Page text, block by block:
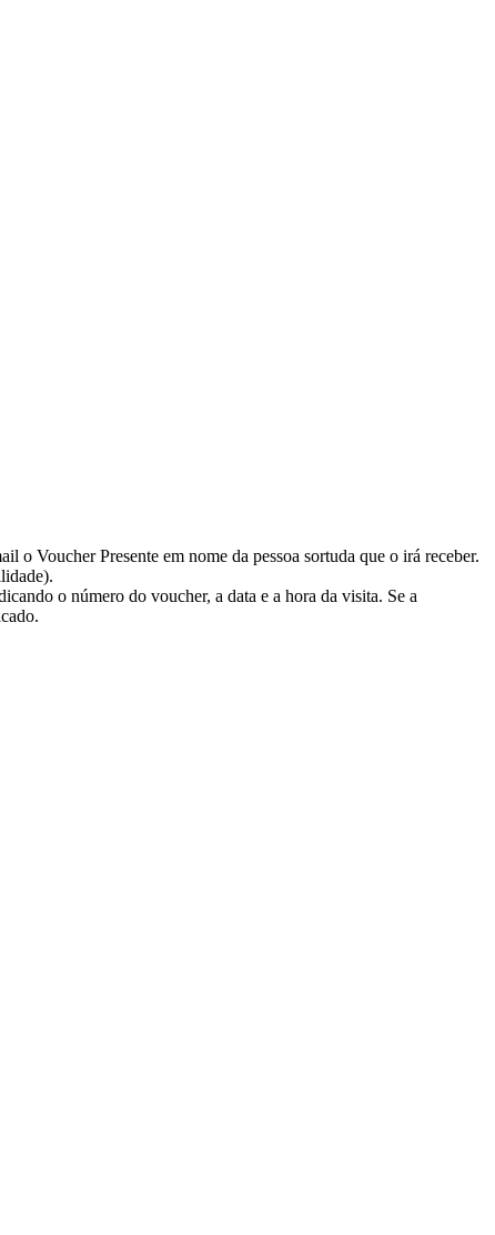
o Voucher Presente em nome da pessoa sortuda que o irá receber.
o número do voucher, a data e a hora da visita. Se a